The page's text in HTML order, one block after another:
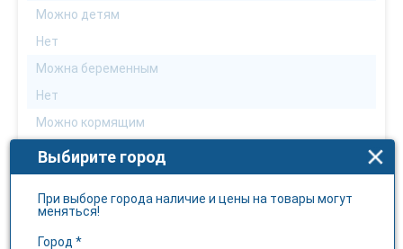
Можно детям
Нет
Можна беременным
Нет
Можно кормящим
Нет
Можно аллергикам
С осторожностью
Выбирите город
При выборе города наличие и цены на товары могут
меняться!
Город *